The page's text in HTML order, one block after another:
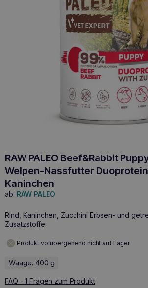
RAW PALEO Beef&Rabbit
Welpen-Nassfutter
Kaninchen
ab: RAW PALEO
Rind, Kaninchen, Zucchini Erbsen- und
Zusatzstoffe
Produkt vorübergehend nicht auf Lager
Waage: 400 g
FAQ - 1 Fragen zum Produkt